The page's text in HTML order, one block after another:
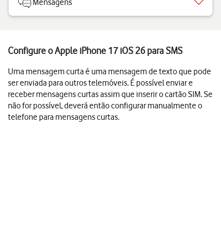
Mensagens
Configure o Apple iPhone 17 iOS 26 para SMS
Uma mensagem curta é uma mensagem de texto que pode
ser enviada para outros telemóveis. É possível enviar e
receber mensagens curtas assim que inserir o cartão SIM. Se
não for possível, deverá então configurar manualmente o
telefone para mensagens curtas.